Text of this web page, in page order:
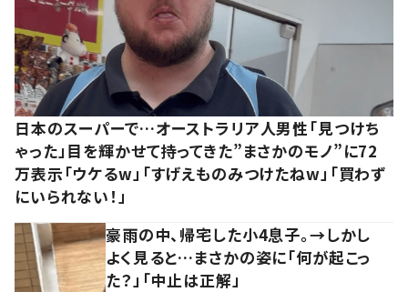
日本のスーパーで…オーストラリア人男性「見つけち
ゃった」目を輝かせて持ってきた”まさかのモノ”に72
万表示「ウケるw」「すげえものみつけたねw」「買わず
にいられない！」
豪雨の中、帰宅した小4息子。→しかし
よく見ると…まさかの姿に「何が起こっ
た？」「中止は正解」